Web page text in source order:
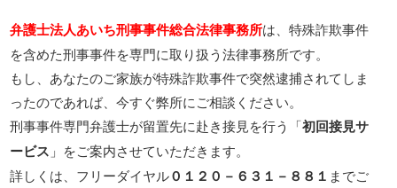
弁護士法人あいち刑事事件総合法律事務所は、特殊詐欺事件
を含めた刑事事件を専門に取り扱う法律事務所です。
もし、あなたのご家族が特殊詐欺事件で突然逮捕されてしま
ったのであれば、今すぐ弊所にご相談ください。
刑事事件専門弁護士が留置先に赴き接見を行う「初回接見サ
ービス 」をご案内させていただきます。
詳しくは、フリーダイヤル０１２０－６３１－８８１ までご